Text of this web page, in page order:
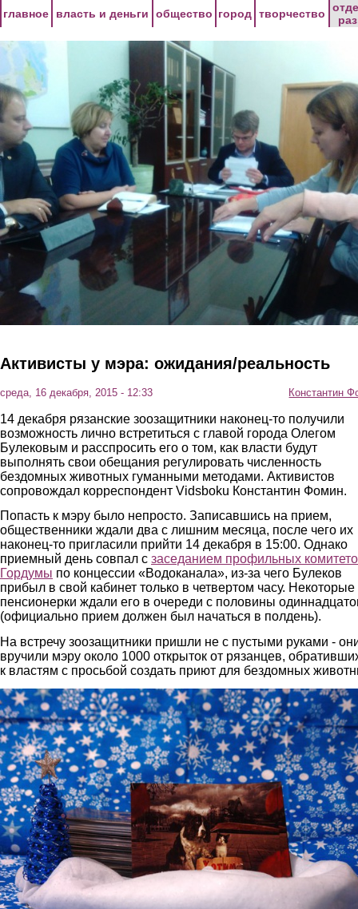
главное власть и деньги общество город творчество
Активисты у мэра: ожидания/реальность
среда, 16 декабря, 2015 - 12:33 Константин
14 декабря рязанские зоозащитники наконец-то получили
возможность лично встретиться с главой города Олегом
Булековым и расспросить его о том, как власти будут
выполнять свои обещания регулировать численность
бездомных животных гуманными методами. Активистов
сопровождал корреспондент Vidsboku Константин Фомин.
Попасть к мэру было непросто. Записавшись на прием,
общественники ждали два с лишним месяца, после чего их
наконец-то пригласили прийти 14 декабря в 15:00. Однако
приемный день совпал с заседанием профильных
Гордумы по концессии «Водоканала», из-за чего Булеков
прибыл в свой кабинет только в четвертом часу. Некоторые
пенсионерки ждали его в очереди с половины
(официально прием должен был начаться в полдень).
На встречу зоозащитники пришли не с пустыми руками -
вручили мэру около 1000 открыток от рязанцев,
к властям с просьбой создать приют для бездомных
15.jpg